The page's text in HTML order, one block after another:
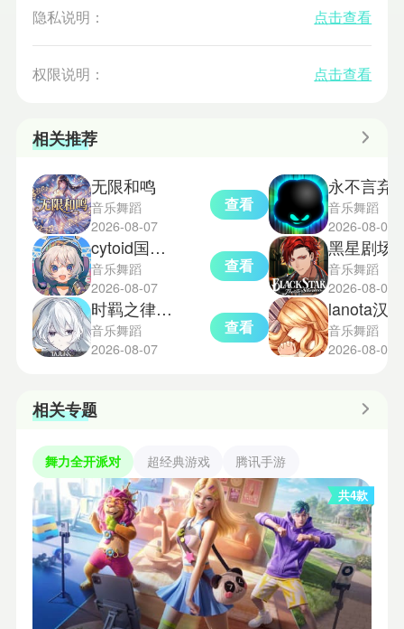
隐私说明： 点击查看
权限说明： 点击查看
相关推荐
无限和鸣
音乐舞蹈
2026-08-07
查看
cytoid国际服
音乐舞蹈
2026-08-07
查看
时羁之律测试版
音乐舞蹈
2026-08-07
查看
音乐舞蹈
2026-08-07
音乐舞蹈
2026-08-06
音乐舞蹈
2026-08-05
相关专题
舞力全开派对 超经典游戏 腾讯手游
共4款